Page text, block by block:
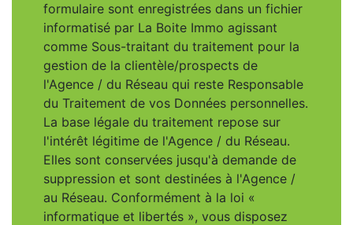
formulaire sont enregistrées dans un fichier
informatisé par La Boite Immo agissant
comme Sous-traitant du traitement pour la
gestion de la clientèle/prospects de
l'Agence / du Réseau qui reste Responsable
du Traitement de vos Données personnelles.
La base légale du traitement repose sur
l'intérêt légitime de l'Agence / du Réseau.
Elles sont conservées jusqu'à demande de
suppression et sont destinées à l'Agence /
au Réseau. Conformément à la loi «
informatique et libertés », vous disposez